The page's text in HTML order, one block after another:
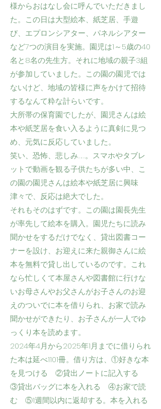
様からおはなし会に呼んでいただきまし
た。この日は大型絵本、紙芝居、手遊
び、エプロンシアター、パネルシアター
など7つの演目を実施。園児は1～5歳の40
名と8名の先生方。それに地域の親子3組
が参加していました。この園の園児では
ないけど、地域の皆様に声をかけて招待
するなんて粋な計らいです。
大所帯の保育園でしたが、園児さんは絵
本や紙芝居を食い入るように真剣に見つ
め、元気に反応していました。
笑い、恐怖、悲しみ……。スマホやタブレ
ットで動画を観る子供たちが多い中、こ
の園の園児さんは絵本や紙芝居に興味
津々で、反応は絶大でした。
それもそのはずです。この園は園長先生
が率先して絵本を購入。園児たちに読み
聞かせをするだけでなく、貸出図書コー
ナーを設け、お迎えに来た親御さんに絵
本を無料で貸し出しているのです。これ
なら忙しくて本屋さんや図書館に行けな
いお母さんやお父さんがお子さんのお迎
えのついでに本を借りられ、お家で読み
聞かせができたり、お子さんが一人でゆ
っくり本を読めます。
2024年4月から2025年1月までに借りられ
た本は延べ1101冊。借り方は、①好きな本
を見つける ②貸出ノートに記入する
③貸出バッグに本を入れる ④お家で読
む ⑤1週間以内に返却する。本を入れる